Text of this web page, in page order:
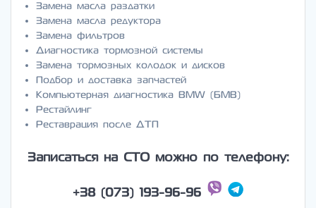
Замена масла раздатки
Замена масла редуктора
Замена фильтров
Диагностика тормозной системы
Замена тормозных колодок и дисков
Подбор и доставка запчастей
Компьютерная диагностика BMW (БМВ)
Рестайлинг
Реставрация после ДТП
Записаться на СТО можно по телефону:
+38 (073) 193-96-96